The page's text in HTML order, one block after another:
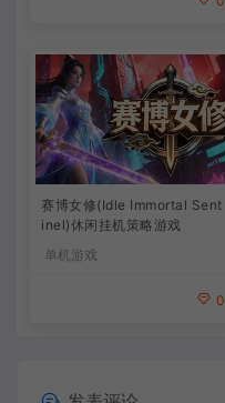
赛博女修(Idle Immortal Sent
inel)休闲挂机策略游戏
单机游戏
0